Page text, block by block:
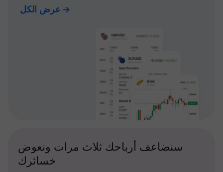
عرض الكل
سنضاعف أرباحك ثلاث مرات ونعوض
خسائرك